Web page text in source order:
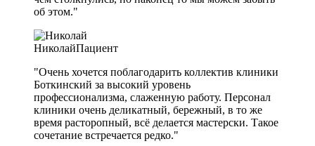
об этом."
НиколайПациент
"Очень хочется поблагодарить коллектив клиники
Боткинский за высокий уровень
профессионализма, слаженную работу. Персонал
клиники очень деликатный, бережный, в то же
время расторопный, всё делается мастерски. Такое
сочетание встречается редко."